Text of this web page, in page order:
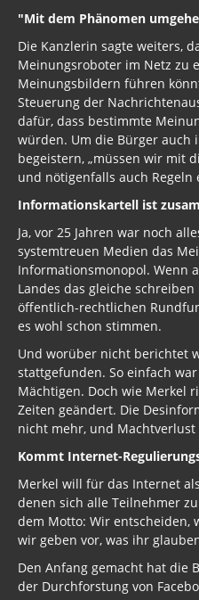
"Mit dem Phänomen
Die Kanzlerin sagte weiters,
Meinungsroboter im Netz zu
Meinungsbildern führen
Steuerung der
dafür, dass bestimmte
würden. Um die Bürger auch
begeistern, „müssen wir mit
und nötigenfalls auch Regeln
Informationskartell ist
Ja, vor 25 Jahren war noch
systemtreuen Medien das
Informationsmonopol. Wenn
Landes das gleiche
öffentlich-rechtlichen
es wohl schon stimmen.
Und worüber nicht berichtet
stattgefunden. So einfach
Mächtigen. Doch wie Merkel
Zeiten geändert. Die
nicht mehr, und Machtverlust
Kommt Internet-
Merkel will für das Internet
denen sich alle Teilnehmer
dem Motto: Wir entscheiden,
wir geben vor, was ihr
Den Anfang gemacht hat die
der Durchforstung von